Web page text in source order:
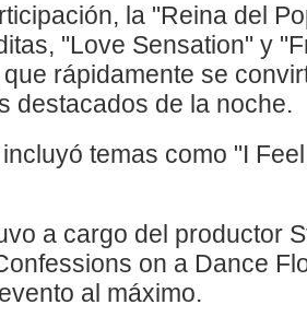
la "Reina del
"Love Sensation" y
rápidamente se
destacados de la noche.
temas como "I
a cargo del productor
on a Dance
al máximo.